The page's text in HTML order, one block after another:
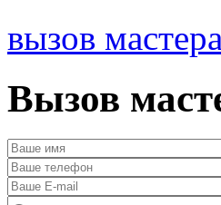
вызов мастера
Вызов